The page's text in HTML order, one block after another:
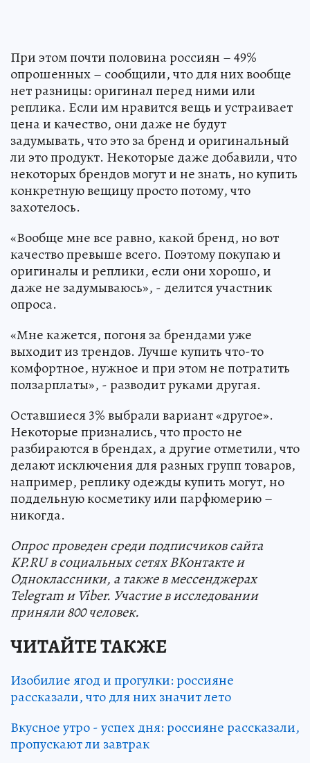
При этом почти половина россиян – 49%
опрошенных – сообщили, что для них вообще
нет разницы: оригинал перед ними или
реплика. Если им нравится вещь и устраивает
цена и качество, они даже не будут
задумывать, что это за бренд и оригинальный
ли это продукт. Некоторые даже добавили, что
некоторых брендов могут и не знать, но купить
конкретную вещицу просто потому, что
захотелось.
«Вообще мне все равно, какой бренд, но вот
качество превыше всего. Поэтому покупаю и
оригиналы и реплики, если они хорошо, и
даже не задумываюсь», - делится участник
опроса.
«Мне кажется, погоня за брендами уже
выходит из трендов. Лучше купить что-то
комфортное, нужное и при этом не потратить
ползарплаты», - разводит руками другая.
Оставшиеся 3% выбрали вариант «другое».
Некоторые признались, что просто не
разбираются в брендах, а другие отметили, что
делают исключения для разных групп товаров,
например, реплику одежды купить могут, но
поддельную косметику или парфюмерию –
никогда.
Опрос проведен среди подписчиков сайта
KP.RU в социальных сетях ВКонтакте и
Одноклассники, а также в мессенджерах
Telegram и Viber. Участие в исследовании
приняли 800 человек.
ЧИТАЙТЕ ТАКЖЕ
Изобилие ягод и прогулки: россияне
рассказали, что для них значит лето
Вкусное утро - успех дня: россияне рассказали,
пропускают ли завтрак